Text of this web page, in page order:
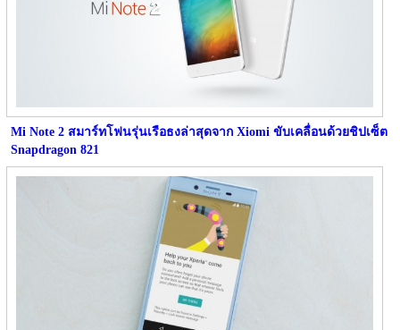
Mi Note 2 สมาร์ทโฟนรุ่นเรือธงล่าสุดจาก Xiomi ขับเคลื่อนด้วยชิปเซ็ต
Snapdragon 821